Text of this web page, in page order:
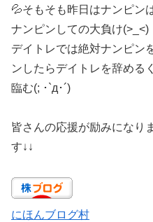
💦そもそも昨日はナンピン
ナンピンしての大負け(>_<)
デイトレでは絶対ナンピン
ンしたらデイトレを辞める
臨む(; ･`д･´)
皆さんの応援が励みになり
す↓↓
にほんブログ村